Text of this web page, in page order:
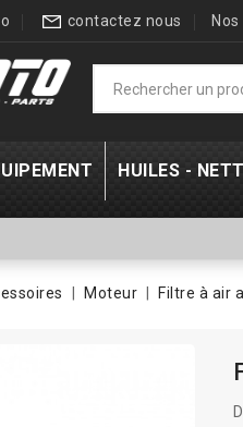
contactez nous
HUILES -
Moteur Filtre à air